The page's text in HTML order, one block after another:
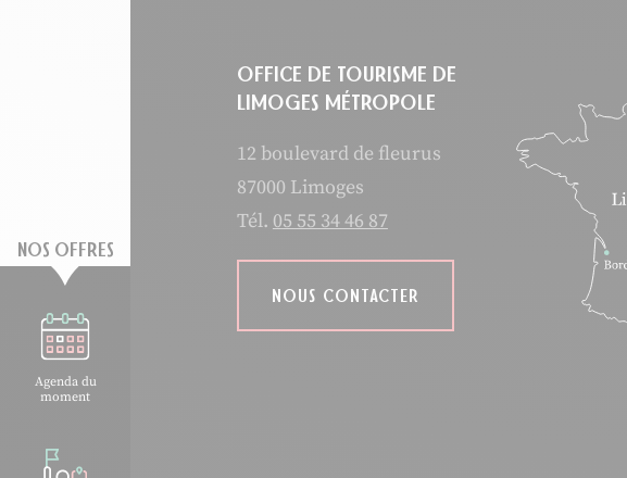
NOS OFFRES
Agenda du
moment
OFFICE DE TOURISME DE
LIMOGES MÉTROPOLE
12 boulevard de fleurus
87000 Limoges
Tél. 05 55 34 46 87
NOUS CONTACTER